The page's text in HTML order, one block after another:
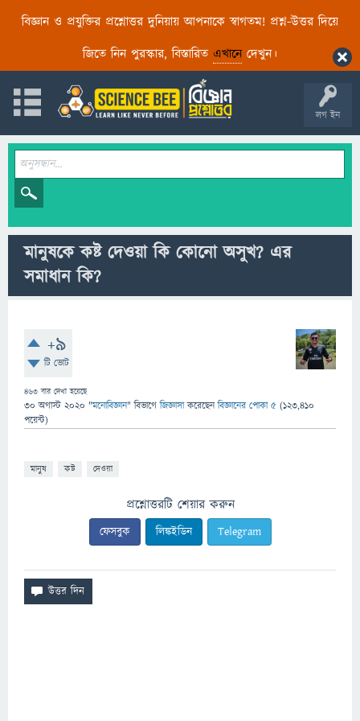
বিজ্ঞান ও প্রযুক্তির প্রশ্নোত্তর দুনিয়ায় আপনাকে স্বাগতম! প্রশ্ন-উত্তর দিয়ে
জিতে নিন পুরস্কার, বিস্তারিত এখানেদেখুন।
লগ ইন
মানুষকে কষ্ট দেওয়া কি কোনো অসুখ? এর‌
সমাধান কি?
+9
টি ভোট
463 বার দেখা হয়েছে
30 অগাস্ট 2020 "মনোবিজ্ঞান" বিভাগে জিজ্ঞাসাকরেছেনবিজ্ঞানের পোকা ৫ (123,410
পয়েন্ট)
মানুষ কষ্ট দেওয়া
প্রশ্নোত্তরটি শেয়ার করুন
ফেসবুক লিঙ্কইডিন Telegram